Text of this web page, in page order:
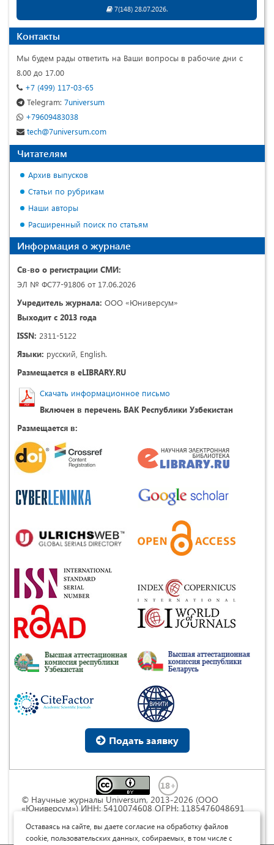
7(148) 28.07.2026.
Контакты
Мы будем рады ответить на Ваши вопросы в рабочие дни с
8.00 до 17.00
+7 (499) 117-03-65
Telegram: 7universum
+79609483038
tech@7universum.com
Читателям
Архив выпусков
Статьи по рубрикам
Наши авторы
Расширенный поиск по статьям
Информация о журнале
Св-во о регистрации СМИ:
ЭЛ № ФС77-91806 от 17.06.2026
Учредитель журнала: ООО «Юниверсум»
Выходит с 2013 года
ISSN: 2311-5122
Языки: русский, English.
Размещается в eLIBRARY.RU
Скачать информационное письмо
Включен в перечень ВАК Республики Узбекистан
Размещается в:
Подать заявку
© Научные журналы Universum, 2013-2026 (ООО
«Юниверсум») ИНН: 5410074608 ОГРН: 1185476048691
Commons « Attribution» («Атрибуция») 4.0
Непортированная
Оставаясь на сайте, вы даете согласие на обработку файлов
cookie, пользовательских данных, собираемых, в том числе с